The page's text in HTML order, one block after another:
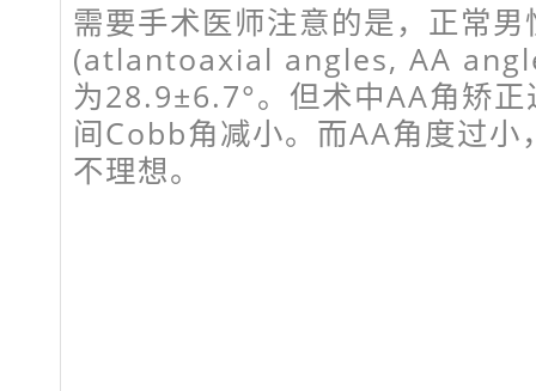
需要手术医师注意的是，正常
(atlantoaxial angles, AA
为28.9±6.7°。但术中AA角矫
间Cobb角减小。而AA角度过小
不理想。